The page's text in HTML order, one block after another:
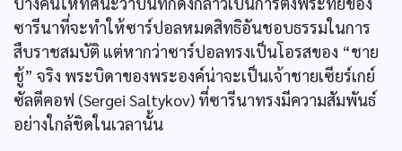
ซารีนาที่จะทำให้ซาร์ปอลหมดสิทธิอันชอบธรรมในการ
สืบราชสมบัติ แต่หากว่าซาร์ปอลทรงเป็นโอรสของ “ชาย
ชู้” จริง พระบิดาของพระองค์น่าจะเป็นเจ้าชายเซียร์เกย์
ซัลตีคอฟ (Sergei Saltykov) ที่ซารีนาทรงมีความสัมพันธ์
อย่างใกล้ชิดในเวลานั้น